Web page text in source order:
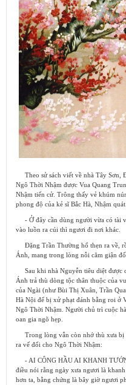
Theo sử sách viết về nhà Tây Sơn,
Ngô Thời Nhậm được Vua Quang
Nhậm tiến cử. Trông thấy vẻ khúm
phong độ của kẻ sĩ Bắc Hà, Nhậm
- Ở đây cần dùng người vừa có tài
vào luồn ra cúi thì ngươi đi nơi khác.
Đặng Trần Thường hổ thẹn ra về,
Ánh, mang trong lòng nỗi căm giận
Sau khi nhà Nguyễn tiêu diệt được
Ánh trả thù dòng tộc thân thuộc của
của Ngài (như Bùi Thị Xuân, Trần
Hà Nội để bị xử phạt đánh bằng roi ở
Ngô Thời Nhậm. Người chủ trì cuộc
oan gia ngõ hẹp.
Trong lòng vẫn còn nhớ thù xưa
ra vế đối cho Ngô Thời Nhậm:
- AI CÔNG HẦU AI KHANH
điều nói rằng ngày xưa ngươi là
hơn ta, bằng chứng là bây giờ ngươi